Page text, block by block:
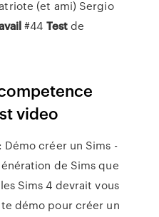
(et ami) Sergio
#44 Testde
video
Démo créer un Sims -
de Sims que
Sims 4 devrait vous
démo pour créer un